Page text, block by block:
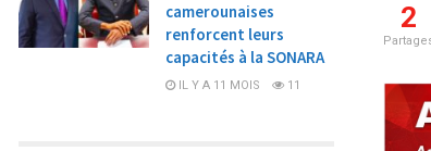
2
camerounaises
renforcent leurs
capacités à la SONARA
IL Y A 11 MOIS 11